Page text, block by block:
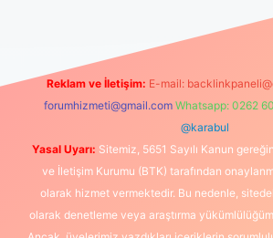
Reklam ve İletişim: E-mail:
forumhizmeti@gmail.com Whatsapp: 0262
@karabul
Yasal Uyarı: Sitemiz, 5651 Sayılı Kanun
ve İletişim Kurumu (BTK) tarafından
olarak hizmet vermektedir. Bu nedenle,
olarak denetleme veya araştırma